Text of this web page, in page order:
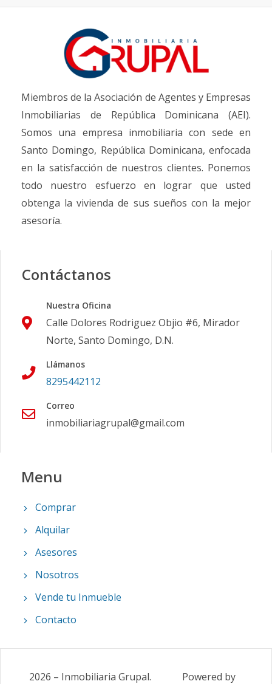
Miembros de la Asociación de Agentes y Empresas
Inmobiliarias de República Dominicana (AEI).
Somos una empresa inmobiliaria con sede en
Santo Domingo, República Dominicana, enfocada
en la satisfacción de nuestros clientes. Ponemos
todo nuestro esfuerzo en lograr que usted
obtenga la vivienda de sus sueños con la mejor
asesoría.
Contáctanos
Nuestra Oficina
Calle Dolores Rodriguez Objio #6, Mirador
Norte, Santo Domingo, D.N.
Llámanos
8295442112
Correo
inmobiliariagrupal@gmail.com
Menu
Comprar
Alquilar
Asesores
Nosotros
Vende tu Inmueble
Contacto
2026 – Inmobiliaria Grupal. Powered by